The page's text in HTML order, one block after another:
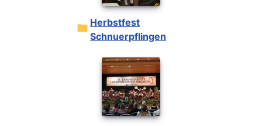
Herbstfest
Schnuerpflingen